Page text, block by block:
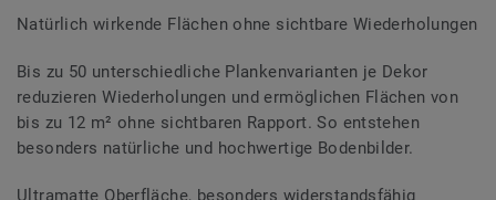
Natürlich wirkende Flächen ohne sichtbare Wiederholungen
Bis zu 50 unterschiedliche Plankenvarianten je Dekor
reduzieren Wiederholungen und ermöglichen Flächen von
bis zu 12 m² ohne sichtbaren Rapport. So entstehen
besonders natürliche und hochwertige Bodenbilder.
Ultramatte Oberfläche, besonders widerstandsfähig